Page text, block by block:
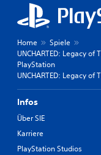
Home
Spiele
UNCHARTED: Legacy
PlayStation
UNCHARTED: Legacy of
Infos
Über SIE
Karriere
PlayStation Studios